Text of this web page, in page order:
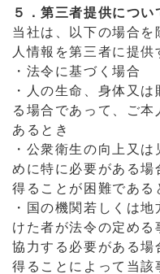
５．第三者提供につい
当社は、以下の場合
人情報を第三者に提供
・法令に基づく場合
・人の生命、身体又
る場合であって、ご
あるとき
・公衆衛生の向上又
めに特に必要がある場
得ることが困難である
・国の機関若しくは
けた者が法令の定める
協力する必要がある場
得ることによって当該